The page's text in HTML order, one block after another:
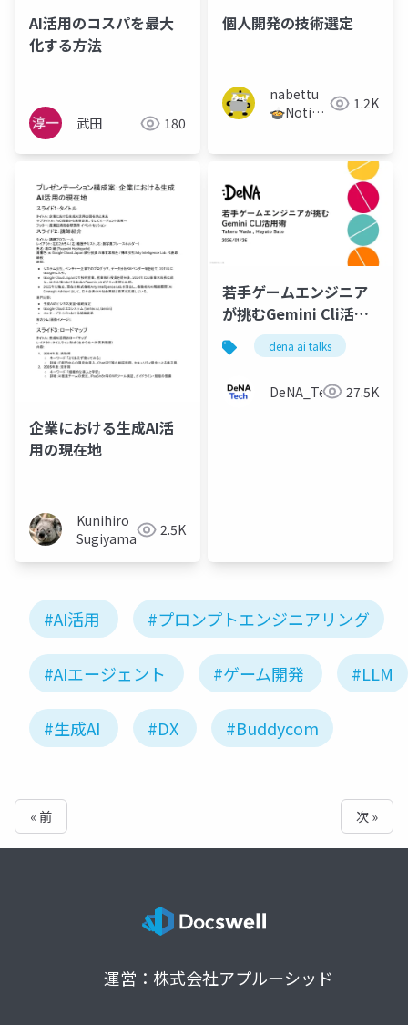
AI活用のコスパを最大
化する方法
武田 180
個人開発の技術選定
nabettu
🍲Notion
1.2K
企業における生成AI活
用の現在地
Kunihiro
Sugiyama
2.5K
若手ゲームエンジニア
が挑むGemini Cli活用
術
dena ai talks
DeNA_Tech 27.5K
#AI活用 #プロンプトエンジニアリング
#AIエージェント #ゲーム開発 #LLM
#生成AI #DX #Buddycom
« 前 次 »
運営：株式会社アプルーシッド